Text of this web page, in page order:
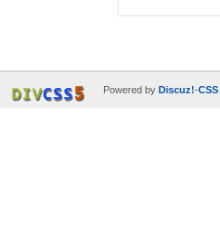
Powered by Discuz!-CSS